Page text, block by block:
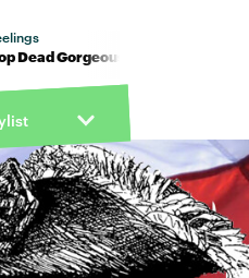
von Princess Nokia ·